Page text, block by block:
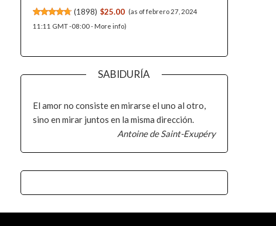
(1898) $25.00 (as of febrero 27, 2024
11:11 GMT -08:00 - More info)
SABIDURÍA
El amor no consiste en mirarse el uno al otro,
sino en mirar juntos en la misma dirección.
Antoine de Saint-Exupéry